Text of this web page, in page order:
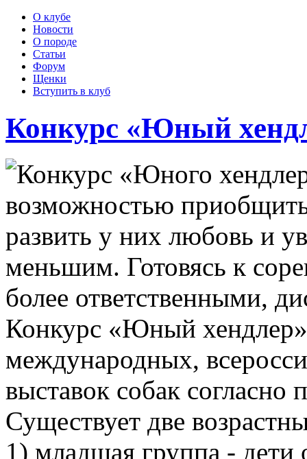
О клубе
Новости
О породе
Статьи
Форум
Щенки
Вступить в клуб
Конкурс «Юный
Конкурс «Юного
возможностью
развить у них любовь и
меньшим. Готовясь к
более ответственными,
Конкурс «Юный
международных,
выставок собак
Существует две
1) младшая группа - дети